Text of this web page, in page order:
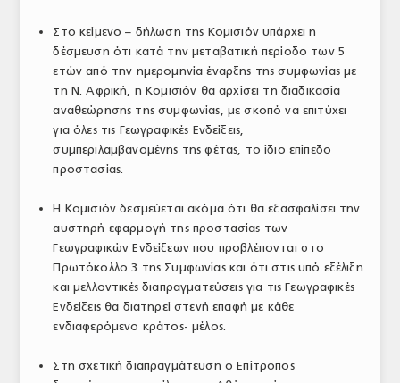
Στο κείμενο – δήλωση της Κομισιόν υπάρχει η
δέσμευση ότι κατά την μεταβατική περίοδο των 5
ετών από την ημερομηνία έναρξης της συμφωνίας με
τη Ν. Αφρική, η Κομισιόν θα αρχίσει τη διαδικασία
αναθεώρησης της συμφωνίας, με σκοπό να επιτύχει
για όλες τις Γεωγραφικές Ενδείξεις,
συμπεριλαμβανομένης της φέτας, το ίδιο επίπεδο
προστασίας.
Η Κομισιόν δεσμεύεται ακόμα ότι θα εξασφαλίσει την
αυστηρή εφαρμογή της προστασίας των
Γεωγραφικών Ενδείξεων που προβλέπονται στο
Πρωτόκολλο 3 της Συμφωνίας και ότι στις υπό εξέλιξη
και μελλοντικές διαπραγματεύσεις για τις Γεωγραφικές
Ενδείξεις θα διατηρεί στενή επαφή με κάθε
ενδιαφερόμενο κράτος- μέλος.
Στη σχετική διαπραγμάτευση ο Επίτροπος